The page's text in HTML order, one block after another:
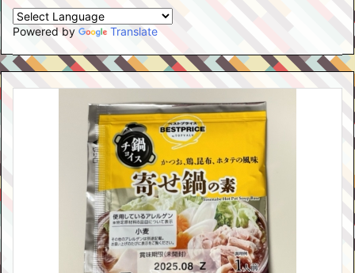
Powered by Translate